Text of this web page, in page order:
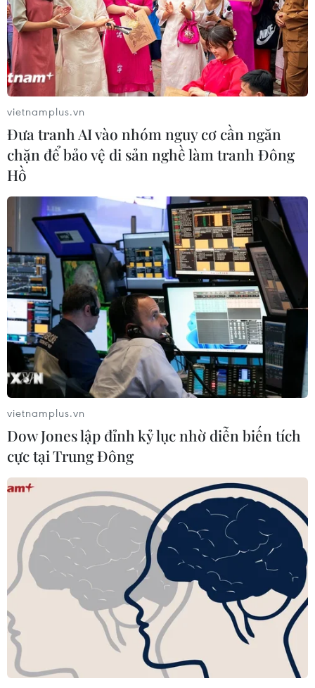
TIN CÙNG CHUYÊN MỤC
Giá vàng ngày 6/8: Bảng giá tại các
công ty vàng bạc đá quý
06/08/2026 01:54
vietnamplus.vn
Đưa tranh AI vào nhóm nguy cơ cần ngăn
chặn để bảo vệ di sản nghề làm tranh Đông
Hồ
vietnamplus.vn
Dow Jones lập đỉnh kỷ lục nhờ diễn biến tích
cực tại Trung Đông